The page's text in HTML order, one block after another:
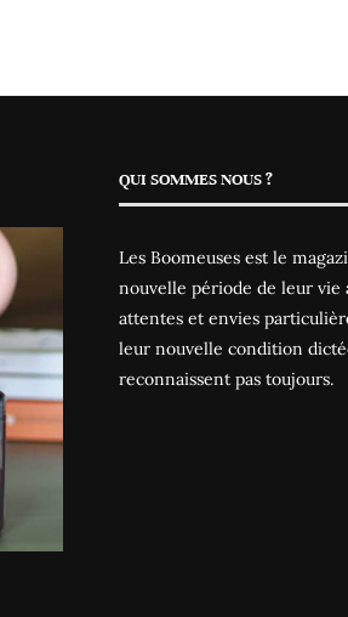
QUI SOMMES NOUS ?
Les Boomeuses est le
nouvelle période de leur vie
attentes et envies
leur nouvelle condition
reconnaissent pas toujours.